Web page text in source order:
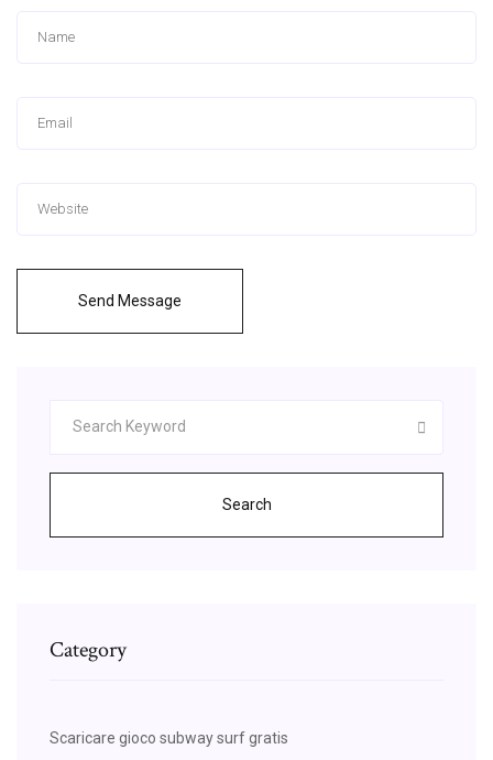
Send Message
Search
Category
Scaricare gioco subway surf gratis